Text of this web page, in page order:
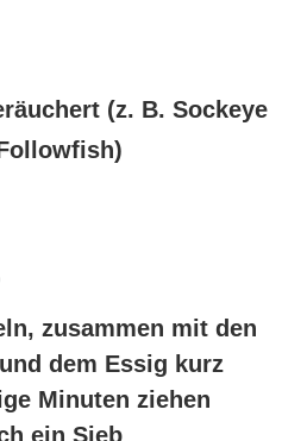
(z. B. Sockeye
zusammen mit den
dem Essig kurz
Minuten ziehen
ein Sieb